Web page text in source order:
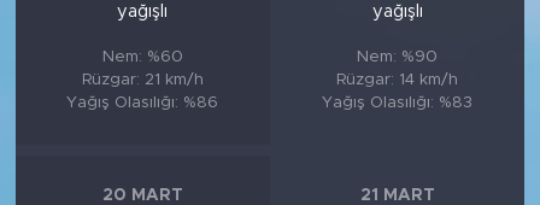
yağışlı
Nem: %60
Rüzgar: 21 km/h
Yağış Olasılığı: %86
yağışlı
Nem: %90
Rüzgar: 14 km/h
Yağış Olasılığı: %83
20 MART 21 MART